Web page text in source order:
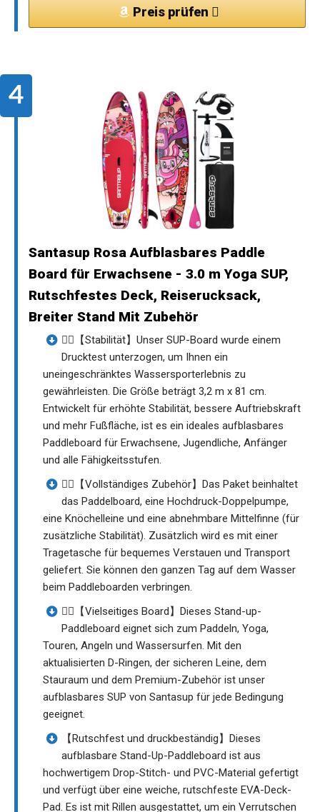
Preis prüfen
Santasup Rosa Aufblasbares Paddle
Board für Erwachsene - 3.0 m Yoga SUP,
Rutschfestes Deck, Reiserucksack,
Breiter Stand Mit Zubehör
🚴‍♂️【Stabilität】Unser SUP-Board wurde einem
Drucktest unterzogen, um Ihnen ein
uneingeschränktes Wassersporterlebnis zu
gewährleisten. Die Größe beträgt 3,2 m x 81 cm.
Entwickelt für erhöhte Stabilität, bessere Auftriebskraft
und mehr Fußfläche, ist es ein ideales aufblasbares
Paddleboard für Erwachsene, Jugendliche, Anfänger
und alle Fähigkeitsstufen.
🏄‍♂️【Vollständiges Zubehör】Das Paket beinhaltet
das Paddelboard, eine Hochdruck-Doppelpumpe,
eine Knöchelleine und eine abnehmbare Mittelfinne (für
zusätzliche Stabilität). Zusätzlich wird es mit einer
Tragetasche für bequemes Verstauen und Transport
geliefert. Sie können den ganzen Tag auf dem Wasser
beim Paddleboarden verbringen.
🚴‍♂️【Vielseitiges Board】Dieses Stand-up-
Paddleboard eignet sich zum Paddeln, Yoga,
Touren, Angeln und Wassersurfen. Mit den
aktualisierten D-Ringen, der sicheren Leine, dem
Stauraum und dem Premium-Zubehör ist unser
aufblasbares SUP von Santasup für jede Bedingung
geeignet.
【Rutschfest und druckbeständig】Dieses
aufblasbare Stand-Up-Paddleboard ist aus
hochwertigem Drop-Stitch- und PVC-Material gefertigt
und verfügt über eine weiche, rutschfeste EVA-Deck-
Pad. Es ist mit Rillen ausgestattet, um ein Verrutschen